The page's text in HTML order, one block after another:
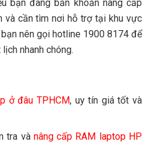
bạn đang băn khoăn nâng cấp
và cần tìm nơi hỗ trợ tại khu vực
bạn nên gọi hotline 1900 8174 để
nhanh chóng.
ở đâu TPHCM, uy tín giá tốt và
tra và nâng cấp RAM laptop HP